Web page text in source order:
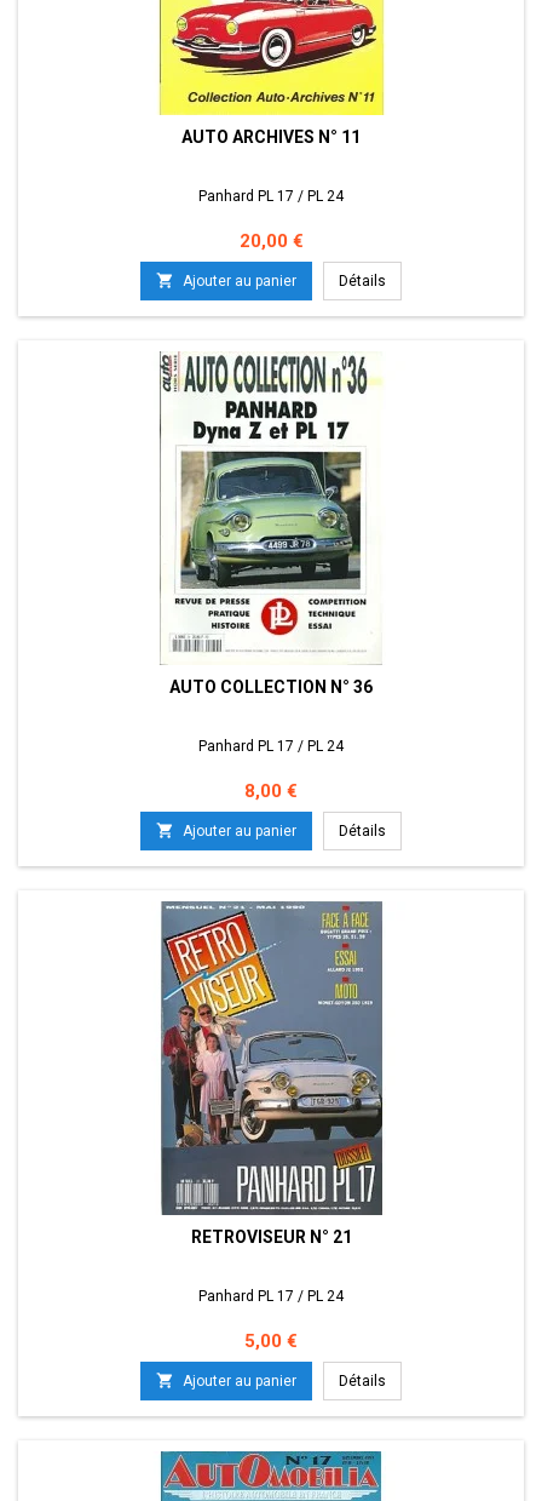
AUTO ARCHIVES N° 11
Panhard PL 17 / PL 24
Prix
20,00 €
 Ajouter au panier Détails
AUTO COLLECTION N° 36
Panhard PL 17 / PL 24
Prix
8,00 €
 Ajouter au panier Détails
RETROVISEUR N° 21
Panhard PL 17 / PL 24
Prix
5,00 €
 Ajouter au panier Détails